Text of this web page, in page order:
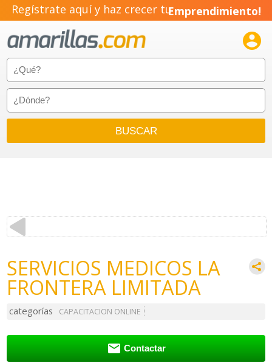
Regístrate aquí y haz crecer tuEmprendimiento!

SERVICIOS MEDICOS LA
FRONTERA LIMITADA
categorías CAPACITACION ONLINE
 Contactar